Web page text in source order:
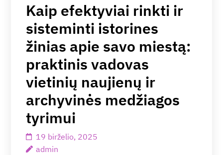
Kaip efektyviai rinkti ir
sisteminti istorines
žinias apie savo miestą:
praktinis vadovas
vietinių naujienų ir
archyvinės medžiagos
tyrimui
19 birželio, 2025
admin